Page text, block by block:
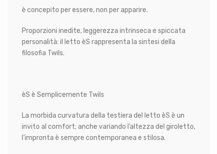
è concepito per essere, non per apparire.
Proporzioni inedite, leggerezza intrinseca e spiccata
personalità: il letto èS rappresenta la sintesi della
filosofia Twils.
èS è Semplicemente Twils
La morbida curvatura della testiera del letto èS è un
invito al comfort; anche variando l’altezza del giroletto,
l’impronta è sempre contemporanea e stilosa.